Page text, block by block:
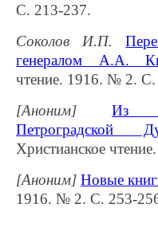
С. 213-237.
Соколов И.П.
генералом А.А.
чтение. 1916. № 2. С.
[Аноним]
Из
Петроградской
Христианское
[Аноним] Новые
1916. № 2. С. 253-